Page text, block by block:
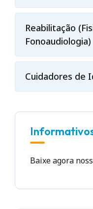
Reabilitação
Fonoaudiologia)
Cuidadores de
Baixe agora